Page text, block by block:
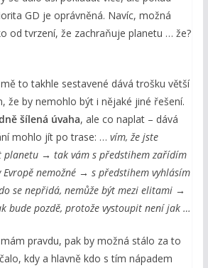
GD je oprávněná. Navíc, možná
od tvrzení, že zachraňuje planetu … že?
to takhle sestavené dává trošku větší
že by nemohlo být i nějaké jiné řešení.
šílená úvaha, ale co naplat – dává
mohlo jít po trase: … vím, že jste
planetu → tak vám s předstihem zařídím
Evropě nemožné → s předstihem vyhlásím
se nepřidá, nemůže být mezi elitami →
bude pozdě, protože vystoupit není jak …
pravdu, pak by možná stálo za to
kdy a hlavně kdo s tím nápadem